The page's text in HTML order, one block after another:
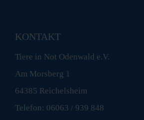
KONTAKT
Tiere in Not Odenwald e.V.
Am Morsberg 1
64385 Reichelsheim
Telefon: 06063 / 939 848